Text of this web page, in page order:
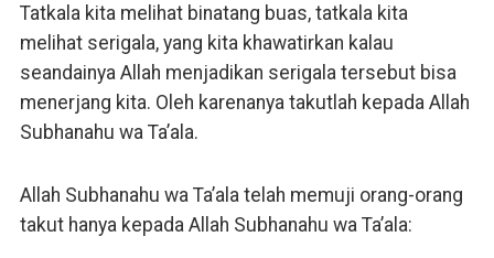
Tatkala kita melihat binatang buas, tatkala kita
melihat serigala, yang kita khawatirkan kalau
seandainya Allah menjadikan serigala tersebut bisa
menerjang kita. Oleh karenanya takutlah kepada Allah
Subhanahu wa Ta’ala.
Allah Subhanahu wa Ta’ala telah memuji orang-orang
takut hanya kepada Allah Subhanahu wa Ta’ala: